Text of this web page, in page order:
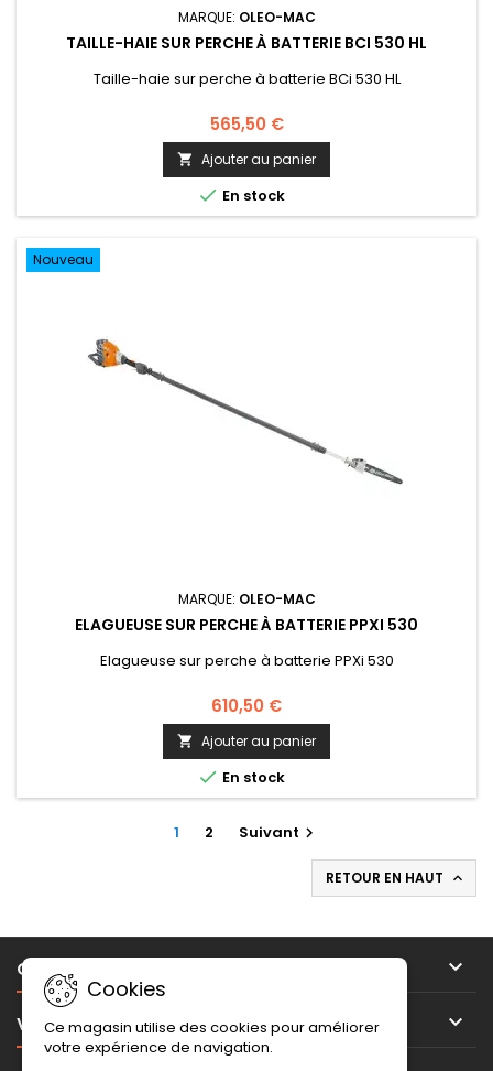
MARQUE: OLEO-MAC
TAILLE-HAIE SUR PERCHE À BATTERIE BCI 530 HL
Taille-haie sur perche à batterie BCi 530 HL
565,50 €
 Ajouter au panier
 En stock
Nouveau
MARQUE: OLEO-MAC
ELAGUEUSE SUR PERCHE À BATTERIE PPXI 530
Elagueuse sur perche à batterie PPXi 530
610,50 €
 Ajouter au panier
 En stock
1 2 Suivant 
RETOUR EN HAUT 
CB MOTOCULTURE 
VOTRE COMPTE 
Cookies
Ce magasin utilise des cookies pour améliorer
votre expérience de navigation.